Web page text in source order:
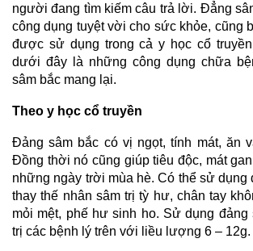
người đang tìm kiếm câu trả lời. Đẳng
công dụng tuyệt vời cho sức khỏe, cũng
được sử dụng trong cả y học cổ
dưới đây là những công dụng chữa
sâm bắc mang lại.
Theo y học cổ truyền
Đảng sâm bắc có vị ngọt, tính mát, ăn
Đồng thời nó cũng giúp tiêu độc, mát
những ngày trời mùa hè. Có thể sử dụng
thay thế nhân sâm trị tỳ hư, chân tay
mỏi mệt, phế hư sinh ho. Sử dụng đảng
trị các bệnh lý trên với liều lượng 6 – 12g.